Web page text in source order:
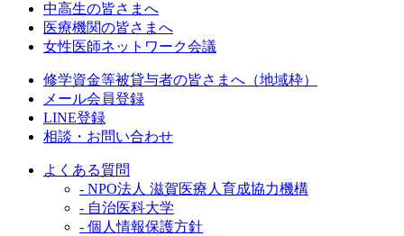
中高生の皆さまへ
医療機関の皆さまへ
女性医師ネットワーク会議
修学資金等被貸与者の皆さまへ（地域枠）
メール会員登録
LINE登録
相談・お問い合わせ
よくある質問
- NPO法人 滋賀医療人育成協力機構
- 自治医科大学
- 個人情報保護方針